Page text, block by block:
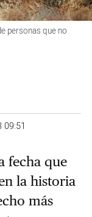
personas que no
fecha que
la historia
más